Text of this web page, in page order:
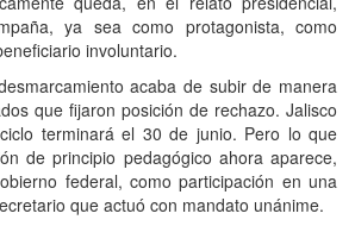
ya sea como protagonista, como
involuntario.
acaba de subir de manera
que fijaron posición de rechazo. Jalisco
terminará el 30 de junio. Pero lo que
de principio pedagógico ahora aparece,
federal, como participación en una
que actuó con mandato unánime.